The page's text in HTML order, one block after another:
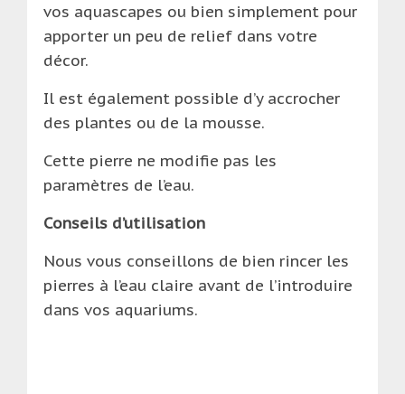
vos aquascapes ou bien simplement pour
apporter un peu de relief dans votre
décor.
Il est également possible d’y accrocher
des plantes ou de la mousse.
Cette pierre ne modifie pas les
paramètres de l’eau.
Conseils d’utilisation
Nous vous conseillons de bien rincer les
pierres à l’eau claire avant de l’introduire
dans vos aquariums.